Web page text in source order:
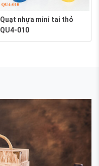
Quạt nhựa mini tai thỏ
QU4-010